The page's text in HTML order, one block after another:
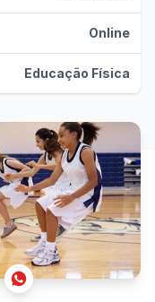
Online
Educação Física
Whatsapp